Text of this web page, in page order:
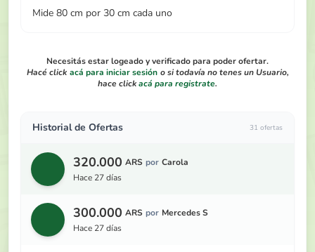
Mide 80 cm por 30 cm cada uno
Necesitás estar logeado y verificado para poder ofertar.
Hacé click acá para iniciar sesión o si todavía no tenes un Usuario,
hace clickacá para registrate.
Historial de Ofertas 31 ofertas
320.000 ARS por Carola
hace 27 días
300.000 ARS por Mercedes S
hace 27 días